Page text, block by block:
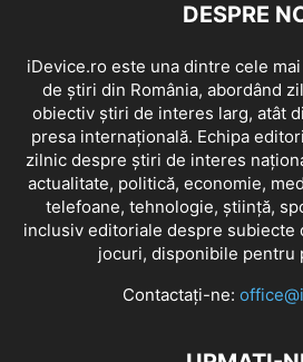
DESPRE
iDevice.ro este una dintre cele
de știri din România, abordând
obiectiv știri de interes larg, atât
presa internațională. Echipa
zilnic despre știri de interes
actualitate, politică, economie,
telefoane, tehnologie, știință,
inclusiv editoriale despre subiecte
jocuri, disponibile pentru
Contactați-ne: